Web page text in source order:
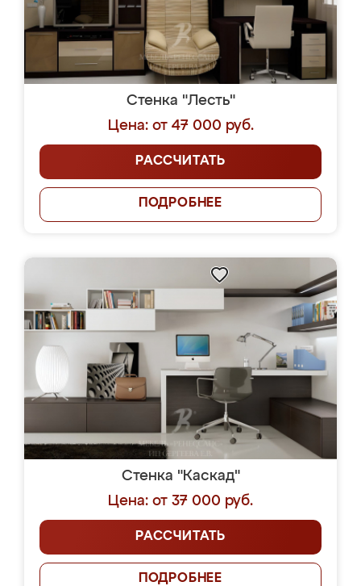
Стенка "Лесть"
Цена: от 47 000 руб.
РАССЧИТАТЬ
ПОДРОБНЕЕ
Стенка "Каскад"
Цена: от 37 000 руб.
РАССЧИТАТЬ
ПОДРОБНЕЕ